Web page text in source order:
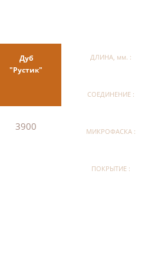
Дуб
"Рустик"
3900
ДЛИНА, мм. :
СОЕДИНЕНИЕ :
МИКРОФАСКА :
ПОКРЫТИЕ :